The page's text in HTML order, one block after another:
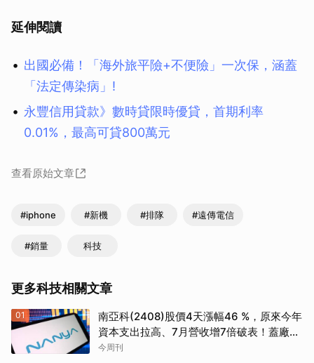
延伸閱讀
出國必備！「海外旅平險+不便險」一次保，涵蓋
「法定傳染病」!
永豐信用貸款》數時貸限時優貸，首期利率
0.01%，最高可貸800萬元
查看原始文章
#iphone #新機 #排隊 #遠傳電信
#銷量 科技
更多科技相關文章
01
南亞科(2408)股價4天漲幅46 %，原來今年
資本支出拉高、7月營收增7倍破表！蓋廠買
設備最新營運目標曝光
今周刊
取消